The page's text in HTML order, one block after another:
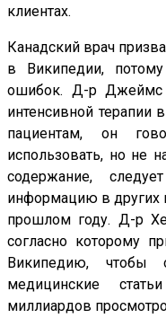
клиентах.
Канадский врач
в Википедии,
ошибок. Д-р Джеймс
интенсивной терапии
пациентам, он
использовать, но не
содержание,
информацию в других
прошлом году. Д-р
согласно которому
Википедию, чтобы
медицинские
миллиардов